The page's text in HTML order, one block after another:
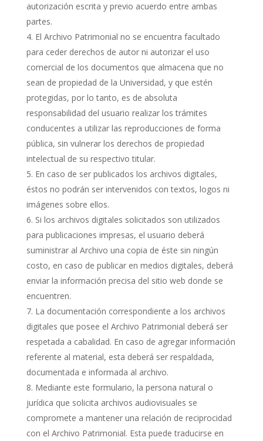
autorización escrita y previo acuerdo entre ambas
partes.
El Archivo Patrimonial no se encuentra facultado
para ceder derechos de autor ni autorizar el uso
comercial de los documentos que almacena que no
sean de propiedad de la Universidad, y que estén
protegidas, por lo tanto, es de absoluta
responsabilidad del usuario realizar los trámites
conducentes a utilizar las reproducciones de forma
pública, sin vulnerar los derechos de propiedad
intelectual de su respectivo titular.
En caso de ser publicados los archivos digitales,
éstos no podrán ser intervenidos con textos, logos ni
imágenes sobre ellos.
Si los archivos digitales solicitados son utilizados
para publicaciones impresas, el usuario deberá
suministrar al Archivo una copia de éste sin ningún
costo, en caso de publicar en medios digitales, deberá
enviar la información precisa del sitio web donde se
encuentren.
La documentación correspondiente a los archivos
digitales que posee el Archivo Patrimonial deberá ser
respetada a cabalidad. En caso de agregar información
referente al material, esta deberá ser respaldada,
documentada e informada al archivo.
Mediante este formulario, la persona natural o
jurídica que solicita archivos audiovisuales se
compromete a mantener una relación de reciprocidad
con el Archivo Patrimonial. Esta puede traducirse en